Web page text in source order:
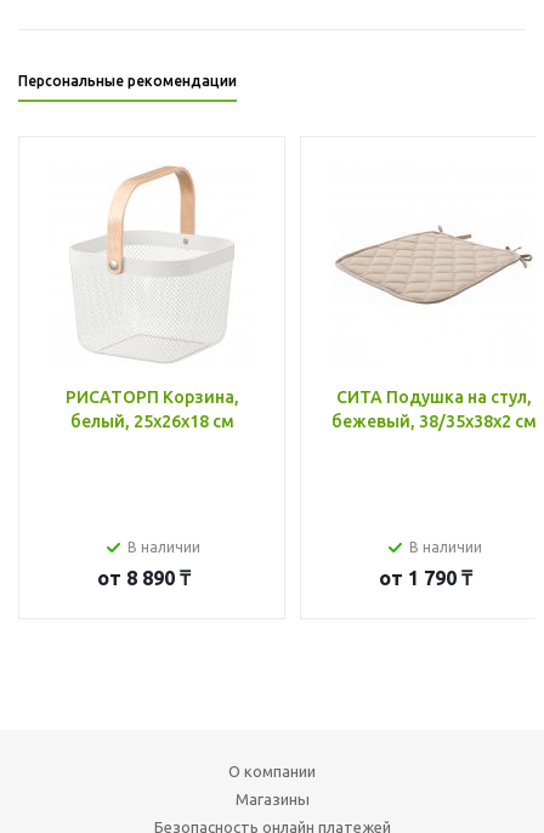
Персональные рекомендации
РИСАТОРП Корзина,
белый, 25x26x18 см
В наличии
от 8 890 ₸
СИТА Подушка на стул,
бежевый, 38/35x38x2 см
В наличии
от 1 790 ₸
О компании
Магазины
Безопасность онлайн платежей